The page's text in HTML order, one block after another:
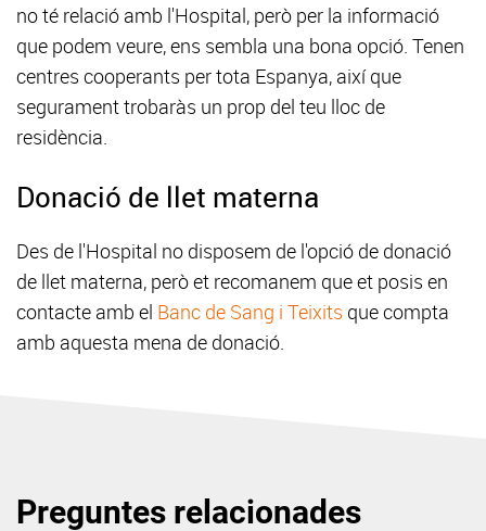
no té relació amb l'Hospital, però per la informació
que podem veure, ens sembla una bona opció. Tenen
centres cooperants per tota Espanya, així que
segurament trobaràs un prop del teu lloc de
residència.
Donació de llet materna
Des de l'Hospital no disposem de l'opció de donació
de llet materna, però et recomanem que et posis en
contacte amb el Banc de Sang i Teixits que compta
amb aquesta mena de donació.
Preguntes relacionades